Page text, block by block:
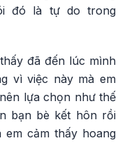
đó là tự do trong
đã đến lúc mình
vì việc này mà em
lựa chọn như thế
bạn bè kết hôn rồi
cảm thấy hoang